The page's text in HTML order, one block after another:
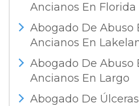
Ancianos En Florida
Abogado De Abuso
Ancianos En
Abogado De Abuso
Ancianos En Largo
Abogado De